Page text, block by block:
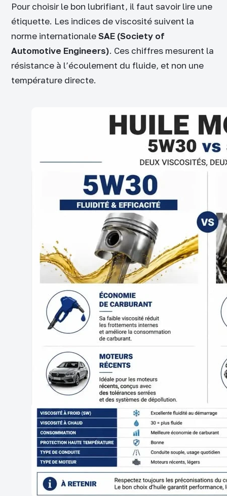
Pour choisir le bon lubrifiant, il faut savoir lire une
étiquette. Les indices de viscosité suivent la
norme internationaleSAE (Society of
Automotive Engineers). Ces chiffres mesurent la
résistance à l’écoulement du fluide, et non une
température directe.